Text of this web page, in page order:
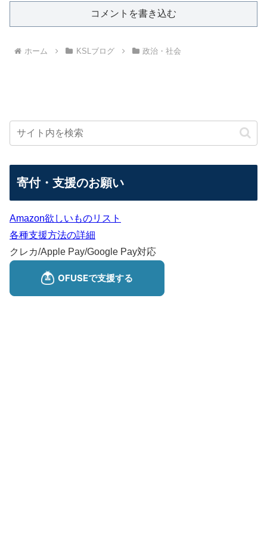
コメントを書き込む
ホーム KSLブログ 政治・社会
寄付・支援のお願い
Amazon欲しいものリスト
各種支援方法の詳細
クレカ/Apple Pay/Google Pay対応